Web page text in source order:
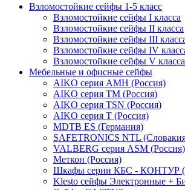
Взломостойкие сейфы 1-5 класс
Взломостойкие сейфы I класса
Взломостойкие сейфы II класса
Взломостойкие сейфы III
Взломостойкие сейфы IV
Взломостойкие сейфы V класса
Мебельные и офисные сейфы
AIKO серия AMH (Россия)
AIKO серия TM (Россия)
AIKO серия TSN (Россия)
AIKO серия Т (Россия)
MDTB ES (Германия)
SAFETRONICS NTL
VALBERG серия ASM (Россия)
Меткон (Россия)
Шкафы серии КБС - КОНТУР
Klesto сейфы Электронные +